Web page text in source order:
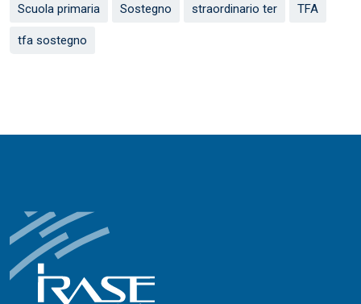
Scuola primaria Sostegno straordinario ter TFA
tfa sostegno